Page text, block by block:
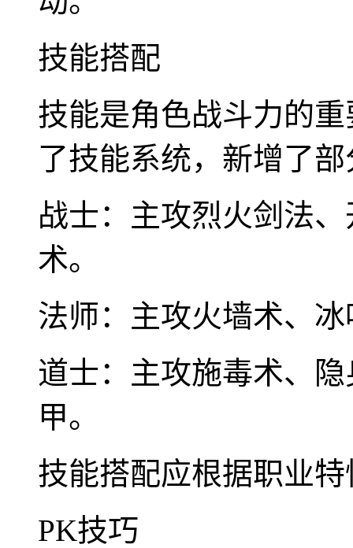
技能搭配
技能是角色战斗力的
了技能系统，新增了
战士：主攻烈火剑法
术。
法师：主攻火墙术、
道士：主攻施毒术、
甲。
技能搭配应根据职业
PK技巧